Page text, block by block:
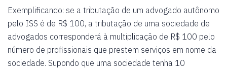
Exemplificando: se a tributação de um advogado autônomo
pelo ISS é de R$ 100, a tributação de uma sociedade de
advogados corresponderá à multiplicação de R$ 100 pelo
número de profissionais que prestem serviços em nome da
sociedade. Supondo que uma sociedade tenha 10